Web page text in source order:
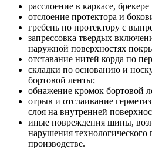
расслоение в каркасе, брекере
отслоение протектора и
гребень по протектору с
запрессовка твердых
наружной поверхностях
отставание нитей корда по
складки по основанию и
бортовой ленты;
обнажение кромок бортовой
отрыв и отслаивание
слоя на внутренней
иные повреждения шины,
нарушения технологического
производстве.